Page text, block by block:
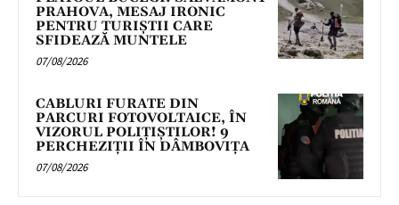
PRAHOVA, MESAJ IRONIC
PENTRU TURIȘTII CARE
SFIDEAZĂ MUNTELE
07/08/2026
CABLURI FURATE DIN
PARCURI FOTOVOLTAICE, ÎN
VIZORUL POLIȚIȘTILOR! 9
PERCHEZIȚII ÎN DÂMBOVIȚA
07/08/2026